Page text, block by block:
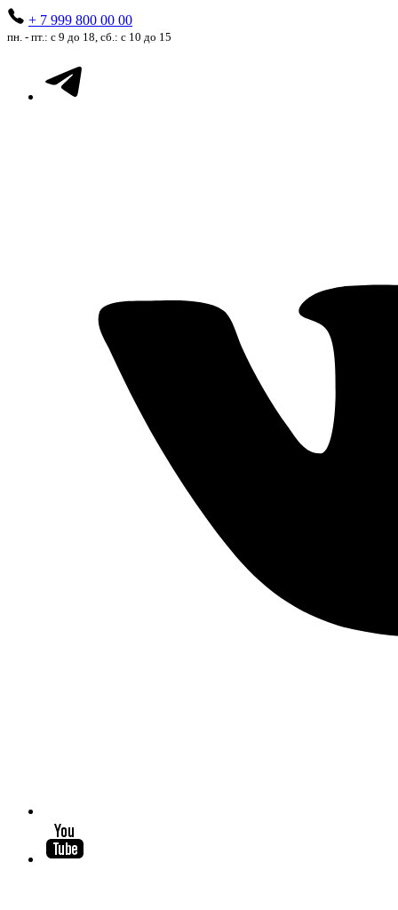
+ 7 999 800 00 00
пн. - пт.: с 9 до 18, сб.: с 10 до 15